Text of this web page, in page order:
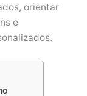
orientar
e